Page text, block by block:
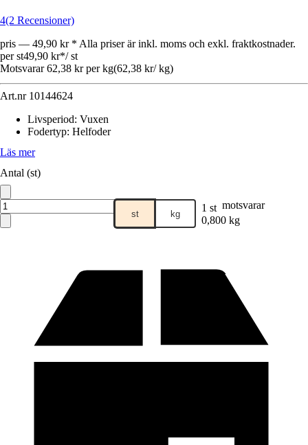
4(2 Recensioner)
pris — 49,90 kr * Alla priser är inkl. moms och exkl. fraktkostnader.
per st49,90 kr*/ st
Motsvarar 62,38 kr per kg(62,38 kr/ kg)
Art.nr 10144624
Livsperiod: Vuxen
Fodertyp: Helfoder
Läs mer
Antal (st)
st kg 1 st motsvarar
0,800 kg